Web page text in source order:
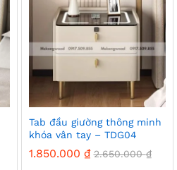
Tab đầu giường thông minh
khóa vân tay – TDG04
1.850.000 ₫ 2.650.000₫